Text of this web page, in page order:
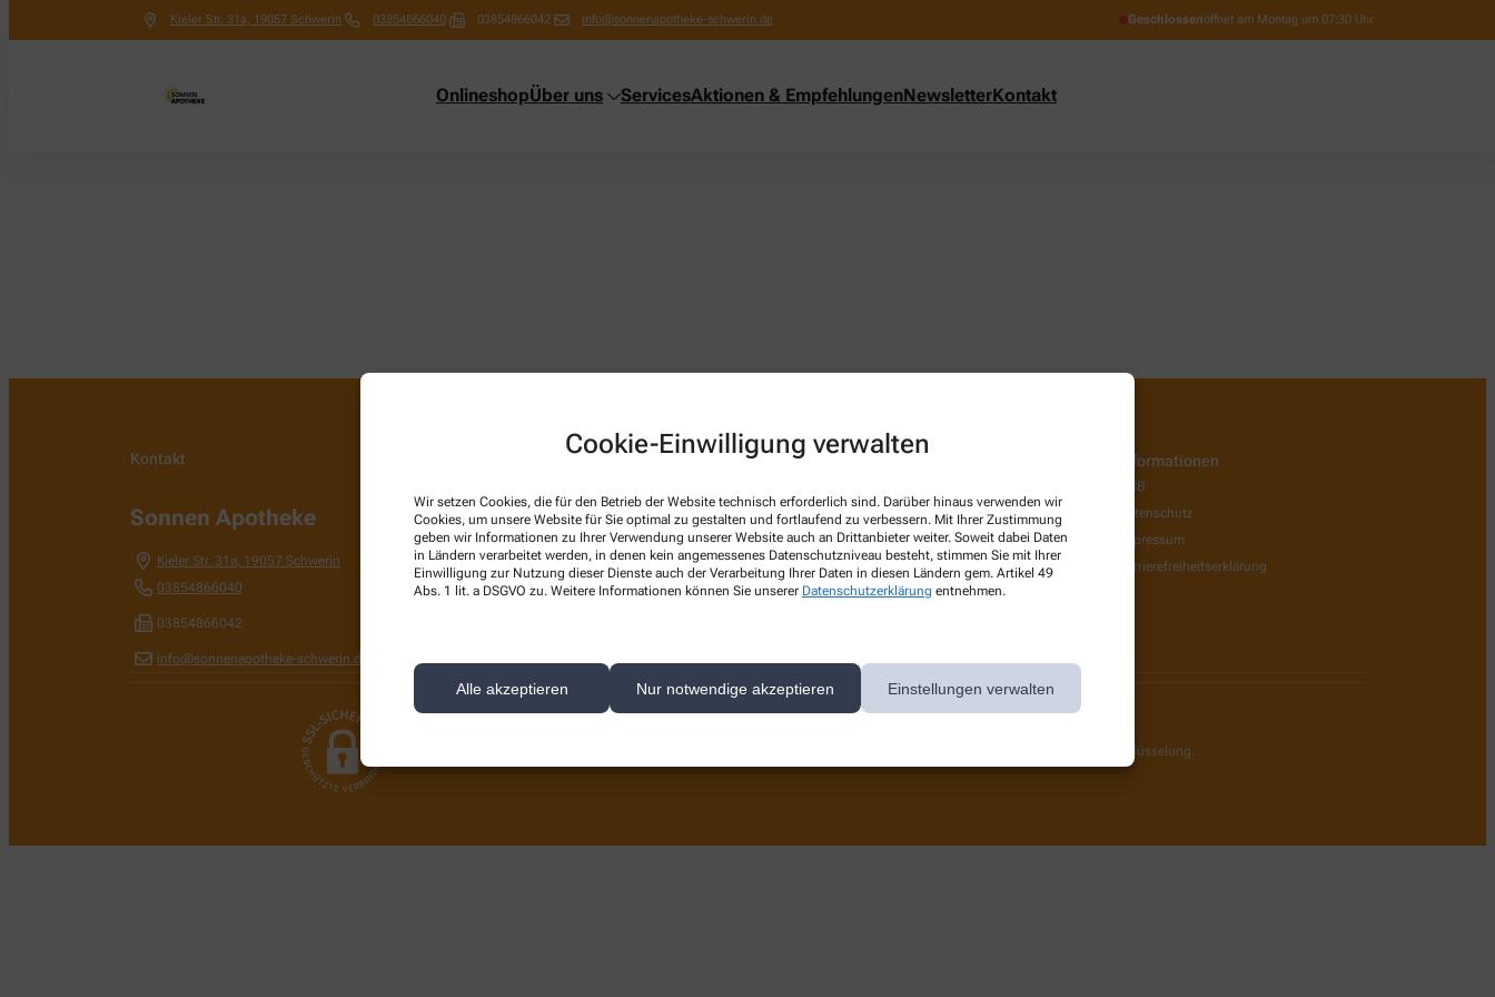
Cookie-Einwilligung verwalten
Wir setzen Cookies, die für den Betrieb der Website technisch erforderlich sind. Darüber hinaus verwenden wir
Cookies, um unsere Website für Sie optimal zu gestalten und fortlaufend zu verbessern. Mit Ihrer Zustimmung
geben wir Informationen zu Ihrer Verwendung unserer Website auch an Drittanbieter weiter. Soweit dabei Daten
in Ländern verarbeitet werden, in denen kein angemessenes Datenschutzniveau besteht, stimmen Sie mit Ihrer
Einwilligung zur Nutzung dieser Dienste auch der Verarbeitung Ihrer Daten in diesen Ländern gem. Artikel 49
Abs. 1 lit. a DSGVO zu. Weitere Informationen können Sie unserer Datenschutzerklärung entnehmen.
Alle akzeptieren Nur notwendige akzeptieren Einstellungen verwalten
Kieler Str. 31a, 19057 Schwerin 03854866040 03854866042 info@sonnenapotheke-schwerin.de Geschlossenöffnet am Montag um 07:30 Uhr
OnlineshopÜber uns ServicesAktionen & EmpfehlungenNewsletterKontakt
Kontakt
Sonnen Apotheke
Kieler Str. 31a, 19057 Schwerin
03854866040
03854866042
info@sonnenapotheke-schwerin.de
Lieferoptionen
Kontakt
Informationen
AGB
Datenschutz
Impressum
Barrierefreiheitserklärung
Wir legen großen Wert auf den Schutz Ihrer persönlichen Daten und garantieren die sichere Übertragung durch eine SSL-Verschlüsselung.